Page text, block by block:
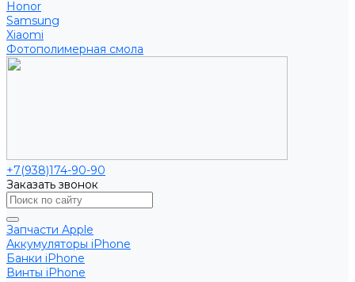
Honor
Samsung
Xiaomi
Фотополимерная смола
+7(938)174-90-90
Заказать звонок
Запчасти Apple
Аккумуляторы iPhone
Банки iPhone
Винты iPhone